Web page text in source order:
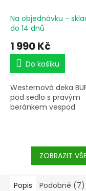
Na objednávku -
do 14 dnů
1 990 Kč
Do košíku
Westernová deka
pod sedlo s pravým
beránkem vespod
ZOBRAZIT
Popis Podobné (7)